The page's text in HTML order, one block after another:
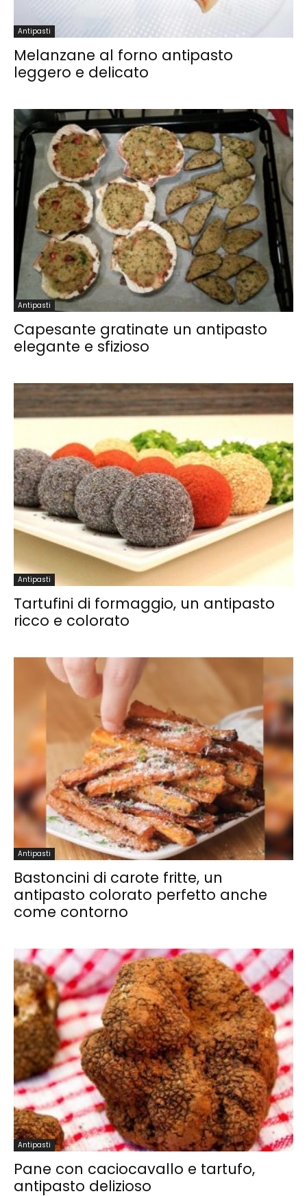
Antipasti
Melanzane al forno antipasto
leggero e delicato
Antipasti
Capesante gratinate un antipasto
elegante e sfizioso
Antipasti
Tartufini di formaggio, un antipasto
ricco e colorato
Antipasti
Bastoncini di carote fritte, un
antipasto colorato perfetto anche
come contorno
Antipasti
Pane con caciocavallo e tartufo,
antipasto delizioso